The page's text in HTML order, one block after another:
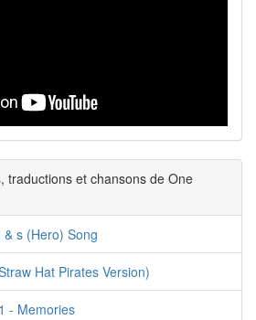
traductions et chansons de One
s (Hero) Song
Hat Pirates Version)
- Memories